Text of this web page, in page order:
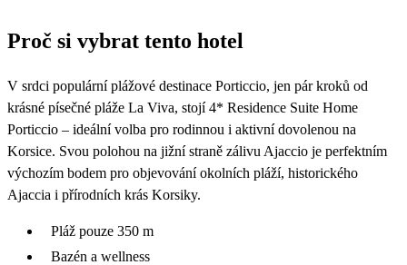
24 25 26 27
31
5 289
Proč si vybrat tento hotel
V srdci populární plážové destinace Porticcio, jen pár kroků od
krásné písečné pláže La Viva, stojí 4* Residence Suite Home
Porticcio – ideální volba pro rodinnou i aktivní dovolenou na
Korsice. Svou polohou na jižní straně zálivu Ajaccio je perfektním
výchozím bodem pro objevování okolních pláží, historického
Ajaccia i přírodních krás Korsiky.
Pláž pouze 350 m
Bazén a wellness